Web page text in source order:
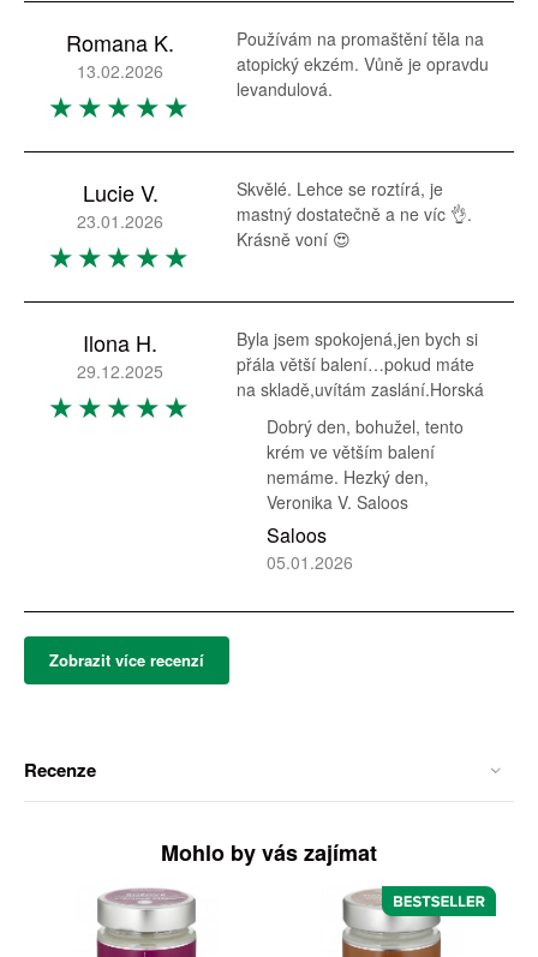
Romana K.
13.02.2026
Používám na promaštění těla na
atopický ekzém. Vůně je opravdu
levandulová.
Lucie V.
23.01.2026
Skvělé. Lehce se roztírá, je
mastný dostatečně a ne víc 👌.
Krásně voní 😍
Ilona H.
29.12.2025
Byla jsem spokojená,jen bych si
přála větší balení…pokud máte
na skladě,uvítám zaslání.Horská
Dobrý den, bohužel, tento
krém ve větším balení
nemáme. Hezký den,
Veronika V. Saloos
Saloos
05.01.2026
Zobrazit více recenzí
Recenze
Mohlo by vás zajímat